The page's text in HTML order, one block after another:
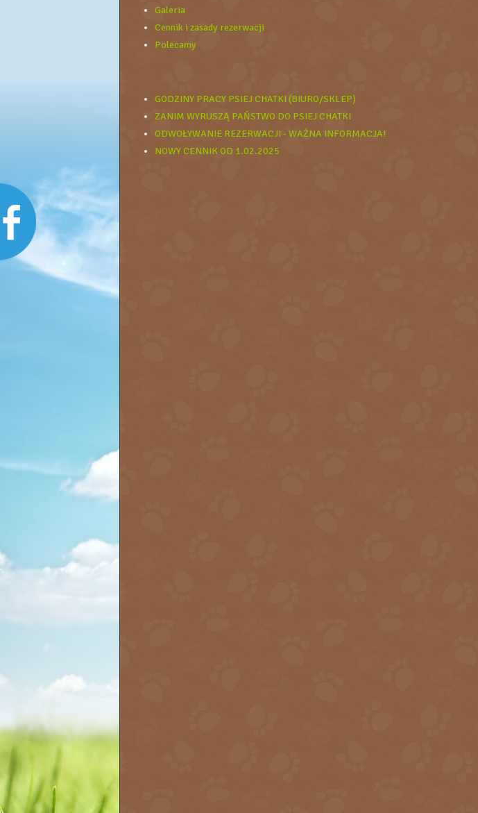
Galeria
Cennik i zasady rezerwacji
Polecamy
GODZINY PRACY PSIEJ CHATKI (BIURO/SKLEP)
ZANIM WYRUSZĄ PAŃSTWO DO PSIEJ CHATKI
ODWOŁYWANIE REZERWACJI - WAŻNA INFORMACJA!
NOWY CENNIK OD 1.02.2025